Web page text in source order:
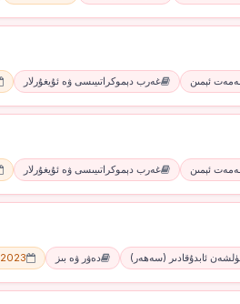
ئېمىن غەرب دېموكراتىيىسى ۋە ئۇيغۇرلار
ئېمىن غەرب دېموكراتىيىسى ۋە ئۇيغۇرلار
ئابدۇقادىر (سەھەر) دەۋر ۋە بىز 2023 - يىل